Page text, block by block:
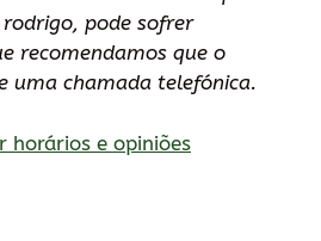
pode sofrer
recomendamos que o
uma chamada telefónica.
horários e opiniões